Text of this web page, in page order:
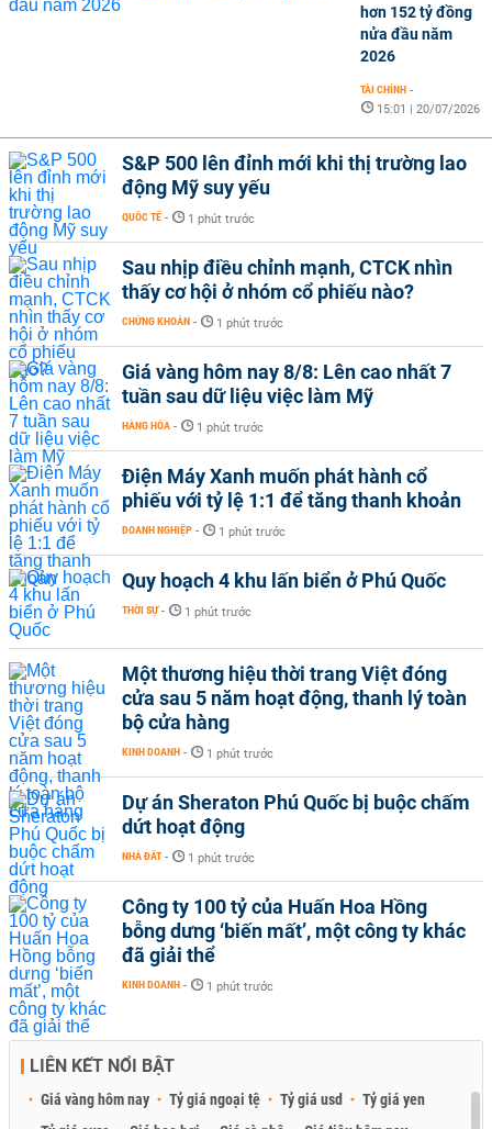
hơn 152 tỷ đồng
nửa đầu năm
2026
TÀI CHÍNH -
15:01 | 20/07/2026
S&P 500 lên đỉnh mới khi thị trường lao
động Mỹ suy yếu
QUỐC TẾ - 1 phút trước
Sau nhịp điều chỉnh mạnh, CTCK nhìn
thấy cơ hội ở nhóm cổ phiếu nào?
CHỨNG KHOÁN - 1 phút trước
Giá vàng hôm nay 8/8: Lên cao nhất 7
tuần sau dữ liệu việc làm Mỹ
HÀNG HÓA - 1 phút trước
Điện Máy Xanh muốn phát hành cổ
phiếu với tỷ lệ 1:1 để tăng thanh khoản
DOANH NGHIỆP - 1 phút trước
Quy hoạch 4 khu lấn biển ở Phú Quốc
THỜI SỰ - 1 phút trước
Một thương hiệu thời trang Việt đóng
cửa sau 5 năm hoạt động, thanh lý toàn
bộ cửa hàng
KINH DOANH - 1 phút trước
Dự án Sheraton Phú Quốc bị buộc chấm
dứt hoạt động
NHÀ ĐẤT - 1 phút trước
Công ty 100 tỷ của Huấn Hoa Hồng
bỗng dưng ‘biến mất’, một công ty khác
đã giải thể
KINH DOANH - 1 phút trước
LIÊN KẾT NỔI BẬT
Giá vàng hôm nay Tỷ giá ngoại tệ Tỷ giá usd
Tỷ giá yen